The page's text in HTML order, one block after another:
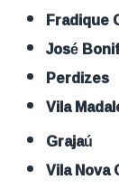
José
Perdizes
Vila
Grajaú
Vila